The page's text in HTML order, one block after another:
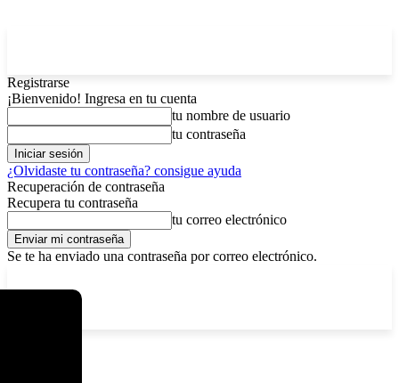
Registrarse
¡Bienvenido! Ingresa en tu cuenta
tu nombre de usuario
tu contraseña
¿Olvidaste tu contraseña? consigue ayuda
Recuperación de contraseña
Recupera tu contraseña
tu correo electrónico
Se te ha enviado una contraseña por correo electrónico.